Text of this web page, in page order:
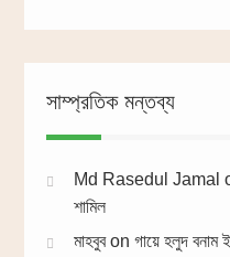
সাম্প্রতিক মন্তব্য
Md Rasedul Jamal
শামিল
মাহবুবon গায়ে হলুদ বনাম